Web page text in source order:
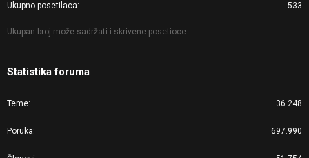
Ukupno posetilaca 533
Ukupan broj može sadržati i skrivene posetioce.
Statistika foruma
Teme 36.248
Poruka 697.990